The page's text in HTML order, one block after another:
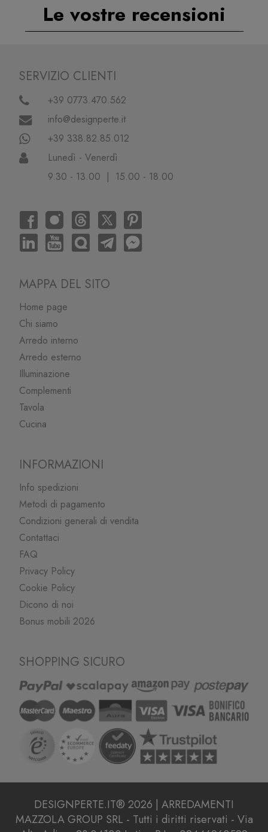
Le vostre recensioni
SERVIZIO CLIENTI
+39 0773.470.562
info@designperte.it
+39 338.82.85.012
Lunedì - Venerdì
9.30 - 13.00 | 15.00 - 18.00
MAPPA DEL SITO
Home page
Chi siamo
Arredo interno
Arredo esterno
Illuminazione
Complementi
Tavola
Cucina
INFORMAZIONI
Info spedizioni
Metodi di pagamento
Condizioni generali di vendita
Contattaci
FAQ
Privacy Policy
Cookie Policy
Dicono di noi
Bonus mobili 2026
SHOPPING SICURO
DESIGNPERTE.IT® 2026 | ARREDAMENTI
MAZZOLA GROUP SRL - Tutti i diritti riservati - Via